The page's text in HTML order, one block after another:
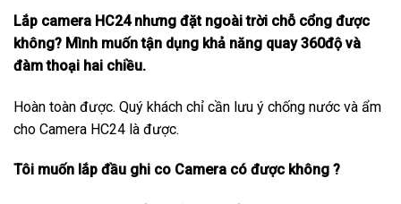
Lắp camera HC24 nhưng đặt ngoài trời chỗ cổng được
không? Mình muốn tận dụng khả năng quay 360độ và
đàm thoại hai chiều.
Hoàn toàn được. Quý khách chỉ cần lưu ý chống nước và ẩm
cho Camera HC24 là được.
Tôi muốn lắp đầu ghi co Camera có được không ?